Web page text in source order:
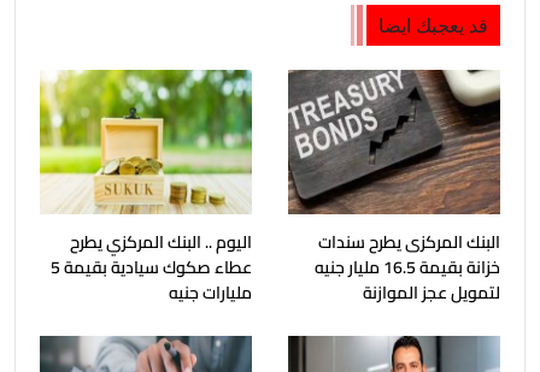
قد يعجبك ايضا
البنك المركزى يطرح سندات
خزانة بقيمة 16.5 مليار جنيه
لتمويل عجز الموازنة
اليوم .. البنك المركزي يطرح
عطاء صكوك سيادية بقيمة 5
مليارات جنيه